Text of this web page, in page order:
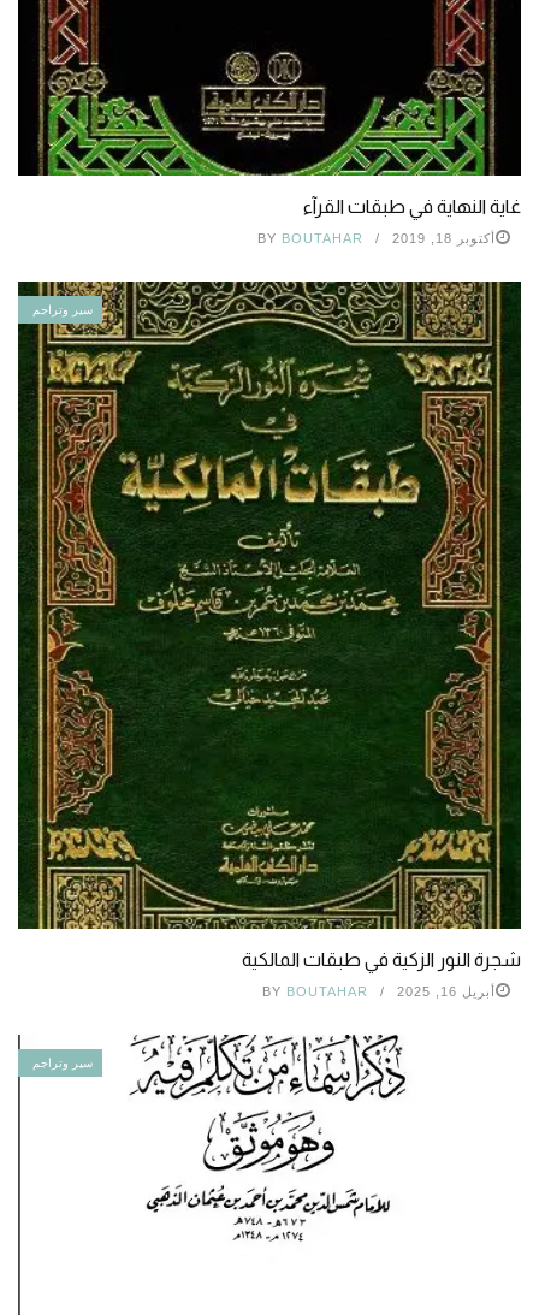
غاية النهاية في طبقات القرآء
أكتوبر 18, 2019 BY BOUTAHAR
سير وتراجم
شجرة النور الزكية في طبقات المالكية
أبريل 16, 2025 BY BOUTAHAR
سير وتراجم